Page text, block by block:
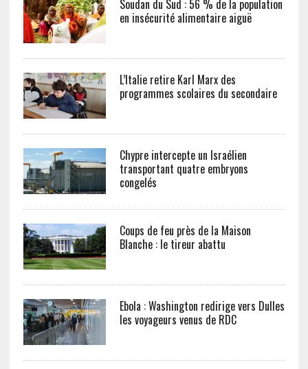
Soudan du Sud : 56 % de la population
en insécurité alimentaire aiguë
L’Italie retire Karl Marx des
programmes scolaires du secondaire
Chypre intercepte un Israélien
transportant quatre embryons
congelés
Coups de feu près de la Maison
Blanche : le tireur abattu
Ebola : Washington redirige vers Dulles
les voyageurs venus de RDC